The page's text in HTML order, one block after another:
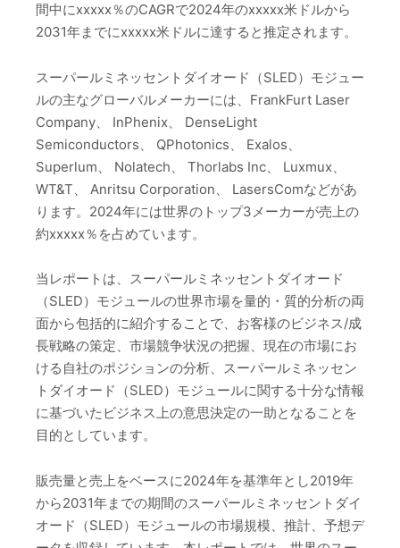
間中にxxxxx％のCAGRで2024年のxxxxx米ドルから
2031年までにxxxxx米ドルに達すると推定されます。
スーパールミネッセントダイオード（SLED）モジュー
ルの主なグローバルメーカーには、FrankFurt Laser
Company、 InPhenix、 DenseLight
Semiconductors、 QPhotonics、 Exalos、
Superlum、 Nolatech、 Thorlabs Inc、 Luxmux、
WT&T、 Anritsu Corporation、 LasersComなどがあ
ります。2024年には世界のトップ3メーカーが売上の
約xxxxx％を占めています。
当レポートは、スーパールミネッセントダイオード
（SLED）モジュールの世界市場を量的・質的分析の両
面から包括的に紹介することで、お客様のビジネス/成
長戦略の策定、市場競争状況の把握、現在の市場にお
ける自社のポジションの分析、スーパールミネッセン
トダイオード（SLED）モジュールに関する十分な情報
に基づいたビジネス上の意思決定の一助となることを
目的としています。
販売量と売上をベースに2024年を基準年とし2019年
から2031年までの期間のスーパールミネッセントダイ
オード（SLED）モジュールの市場規模、推計、予想デ